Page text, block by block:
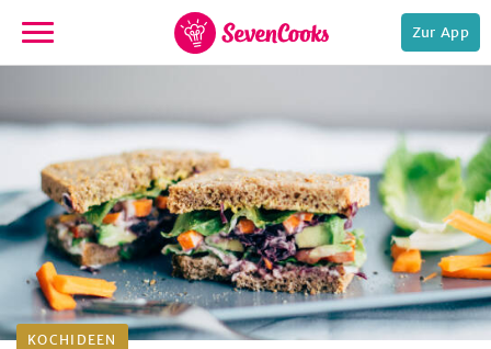
zur
Zur App
KOCHIDEEN